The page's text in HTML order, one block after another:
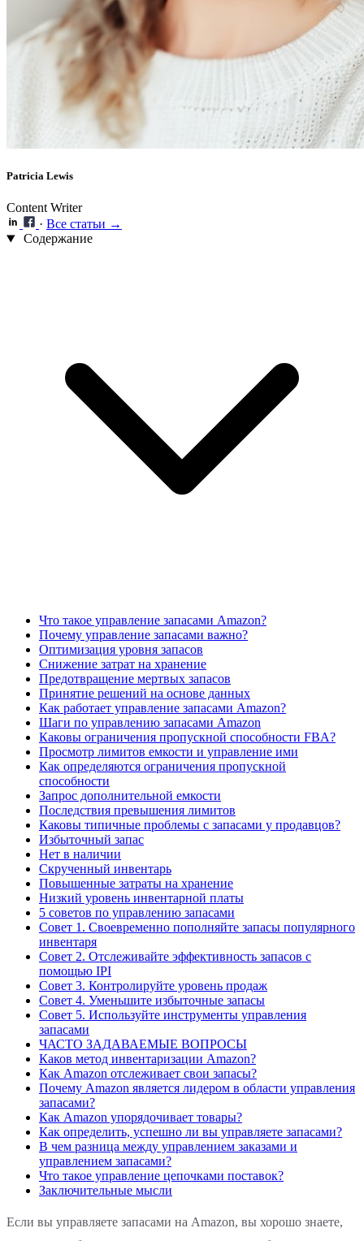
Patricia Lewis
Content Writer
· Все статьи →
Содержание
Что такое управление запасами Amazon?
Почему управление запасами важно?
Оптимизация уровня запасов
Снижение затрат на хранение
Предотвращение мертвых запасов
Принятие решений на основе данных
Как работает управление запасами Amazon?
Шаги по управлению запасами Amazon
Каковы ограничения пропускной способности FBA?
Просмотр лимитов емкости и управление ими
Как определяются ограничения пропускной
способности
Запрос дополнительной емкости
Последствия превышения лимитов
Каковы типичные проблемы с запасами у продавцов?
Избыточный запас
Нет в наличии
Скрученный инвентарь
Повышенные затраты на хранение
Низкий уровень инвентарной платы
5 советов по управлению запасами
Совет 1. Своевременно пополняйте запасы популярного
инвентаря
Совет 2. Отслеживайте эффективность запасов с
помощью IPI
Совет 3. Контролируйте уровень продаж
Совет 4. Уменьшите избыточные запасы
Совет 5. Используйте инструменты управления
запасами
ЧАСТО ЗАДАВАЕМЫЕ ВОПРОСЫ
Каков метод инвентаризации Amazon?
Как Amazon отслеживает свои запасы?
Почему Amazon является лидером в области управления
запасами?
Как Amazon упорядочивает товары?
Как определить, успешно ли вы управляете запасами?
В чем разница между управлением заказами и
управлением запасами?
Что такое управление цепочками поставок?
Заключительные мысли
Если вы управляете запасами на Amazon, вы хорошо знаете,